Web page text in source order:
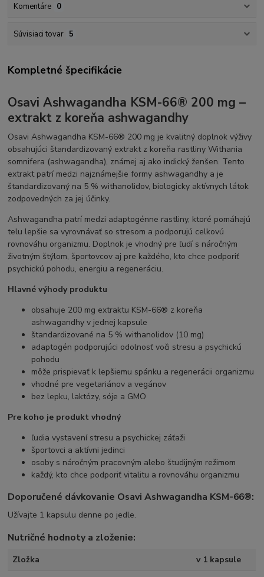
Komentáre 0
Súvisiaci tovar 5
Kompletné špecifikácie
Osavi Ashwagandha KSM-66® 200 mg –
extrakt z koreňa ashwagandhy
Osavi Ashwagandha KSM-66® 200 mg je kvalitný doplnok výživy
obsahujúci štandardizovaný extrakt z koreňa rastliny Withania
somnifera (ashwagandha), známej aj ako indický ženšen. Tento
extrakt patrí medzi najznámejšie formy ashwagandhy a je
štandardizovaný na 5 % withanolidov, biologicky aktívnych látok
zodpovedných za jej účinky.
Ashwagandha patrí medzi adaptogénne rastliny, ktoré pomáhajú
telu lepšie sa vyrovnávať so stresom a podporujú celkovú
rovnováhu organizmu. Doplnok je vhodný pre ľudí s náročným
životným štýlom, športovcov aj pre každého, kto chce podporiť
psychickú pohodu, energiu a regeneráciu.
Hlavné výhody produktu
obsahuje 200 mg extraktu KSM-66® z koreňa
ashwagandhy v jednej kapsule
štandardizované na 5 % withanolidov (10 mg)
adaptogén podporujúci odolnosť voči stresu a psychickú
pohodu
môže prispievať k lepšiemu spánku a regenerácii organizmu
vhodné pre vegetariánov a vegánov
bez lepku, laktózy, sóje a GMO
Pre koho je produkt vhodný
ľudia vystavení stresu a psychickej záťaži
športovci a aktívni jedinci
osoby s náročným pracovným alebo študijným režimom
každý, kto chce podporiť vitalitu a rovnováhu organizmu
Doporučené dávkovanie Osavi Ashwagandha KSM-66®:
Užívajte 1 kapsulu denne po jedle.
Nutričné hodnoty a zloženie:
Zložka
v 1 kapsule